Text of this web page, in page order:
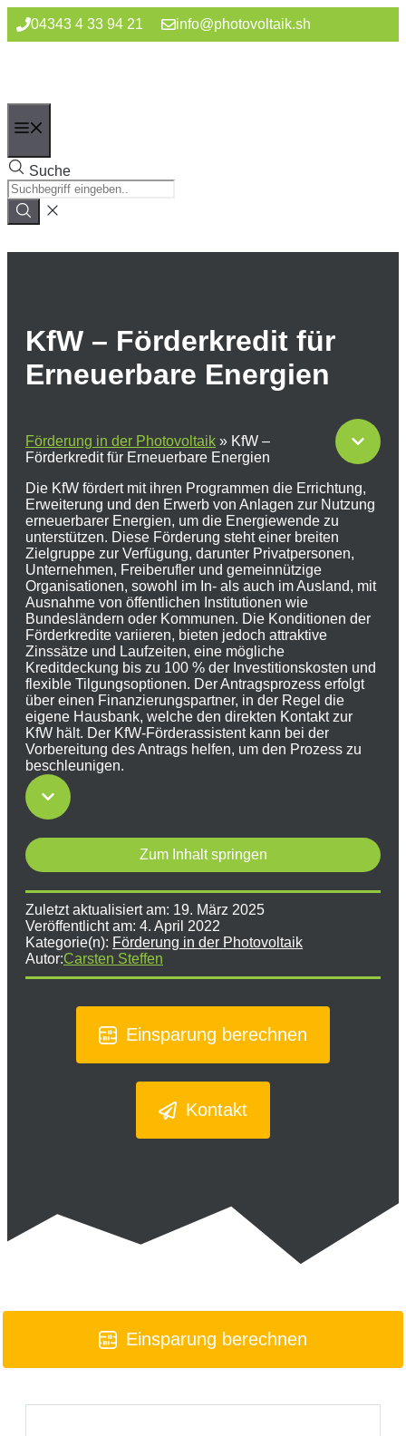
Zum
Inhalt
springen
04343 4 33 94 21 info@photovoltaik.sh
Suche
KfW – Förderkredit für
Erneuerbare Energien
Förderung in der Photovoltaik » KfW –
Förderkredit für Erneuerbare Energien
Die KfW fördert mit ihren Programmen die Errichtung,
Erweiterung und den Erwerb von Anlagen zur Nutzung
erneuerbarer Energien, um die Energiewende zu
unterstützen. Diese Förderung steht einer breiten
Zielgruppe zur Verfügung, darunter Privatpersonen,
Unternehmen, Freiberufler und gemeinnützige
Organisationen, sowohl im In- als auch im Ausland, mit
Ausnahme von öffentlichen Institutionen wie
Bundesländern oder Kommunen. Die Konditionen der
Förderkredite variieren, bieten jedoch attraktive
Zinssätze und Laufzeiten, eine mögliche
Kreditdeckung bis zu 100 % der Investitionskosten und
flexible Tilgungsoptionen. Der Antragsprozess erfolgt
über einen Finanzierungspartner, in der Regel die
eigene Hausbank, welche den direkten Kontakt zur
KfW hält. Der KfW-Förderassistent kann bei der
Vorbereitung des Antrags helfen, um den Prozess zu
beschleunigen.
Zum Inhalt springen
Zuletzt aktualisiert am: 19. März 2025
Veröffentlicht am: 4. April 2022
Kategorie(n): Förderung in der Photovoltaik
Autor:Carsten Steffen
Einsparung berechnen
Kontakt
Einsparung berechnen